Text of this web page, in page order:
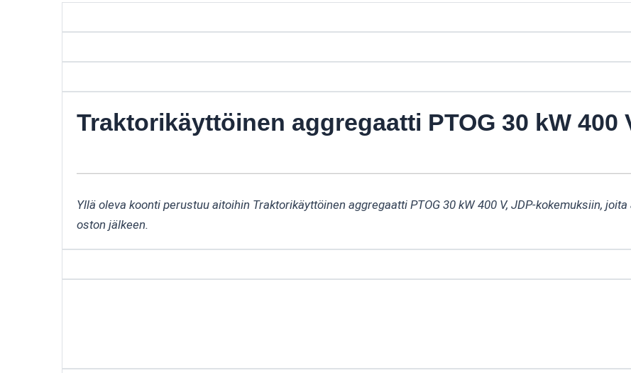
Traktorikäyttöinen aggregaatti PTOG 30 kW 400
Yllä oleva koonti perustuu aitoihin Traktorikäyttöinen aggregaatti PTOG 30 kW 400 V, JDP-kokemuksiin,
oston jälkeen.